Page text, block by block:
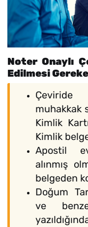
Noter Onaylı
Edilmesi
muhakkak
Kimlik
Kimlik
Apostil
alınmış
belgeden
Doğum
ve